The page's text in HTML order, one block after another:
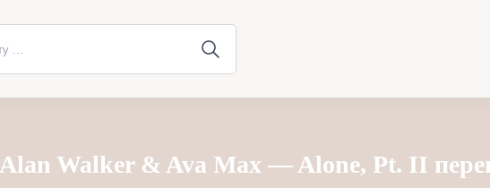
Alan Walker & Ava Max — Alone, Pt. II